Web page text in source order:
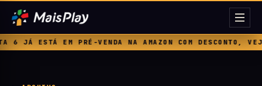
JÁ ESTÁ EM PRÉ-VENDA NA AMAZON COM DESCONTO,